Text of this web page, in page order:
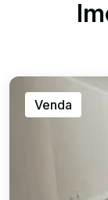
Venda